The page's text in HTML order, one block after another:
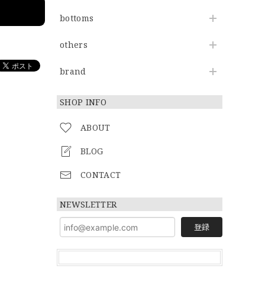
bottoms
others
brand
SHOP INFO
ABOUT
BLOG
CONTACT
NEWSLETTER
登録